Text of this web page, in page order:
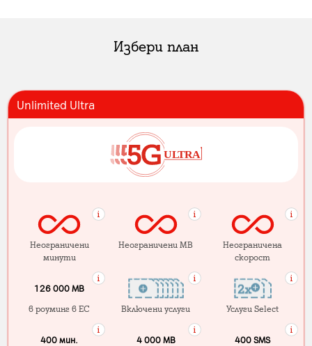
Избери план
Unlimited Ultra
Неограничени
минути
Неограничени MB
Неограничена
скорост
126 000 MB
в роуминг в ЕС
Включени услуги Услуги Select
400 мин.
4 000 МB
400 SMS